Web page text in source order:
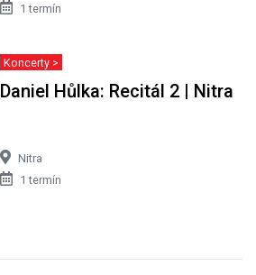
1 termín
Koncerty >
Daniel Hůlka: Recitál 2 | Nitra
Nitra
1 termín